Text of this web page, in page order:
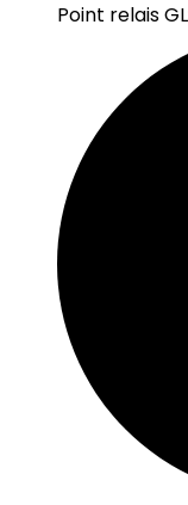
Point relais